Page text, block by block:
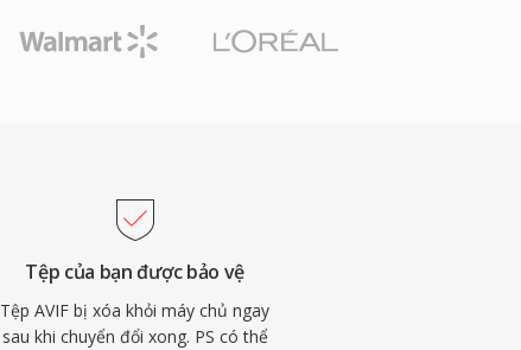
Tệp của bạn được bảo vệ
Tệp AVIF bị xóa khỏi máy chủ ngay
sau khi chuyển đổi xong. PS có thể